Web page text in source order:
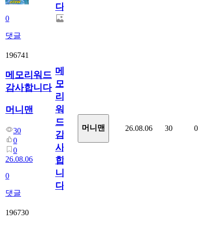
0
댓글
다.
196741
메모리워드
감사합니다
머니맨
30
0
0
26.08.06
0
댓글
메
모
리
워
드
감
사
합
니
다
머니맨 26.08.06 30 0
196730